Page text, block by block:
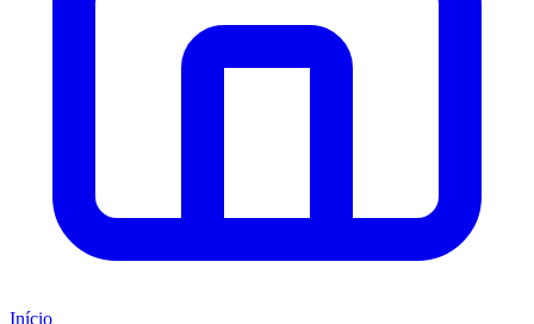
Início